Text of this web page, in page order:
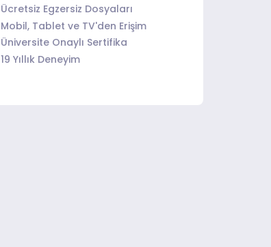
Ücretsiz Egzersiz Dosyaları
Mobil, Tablet ve TV'den Erişim
Üniversite Onaylı Sertifika
19 Yıllık Deneyim